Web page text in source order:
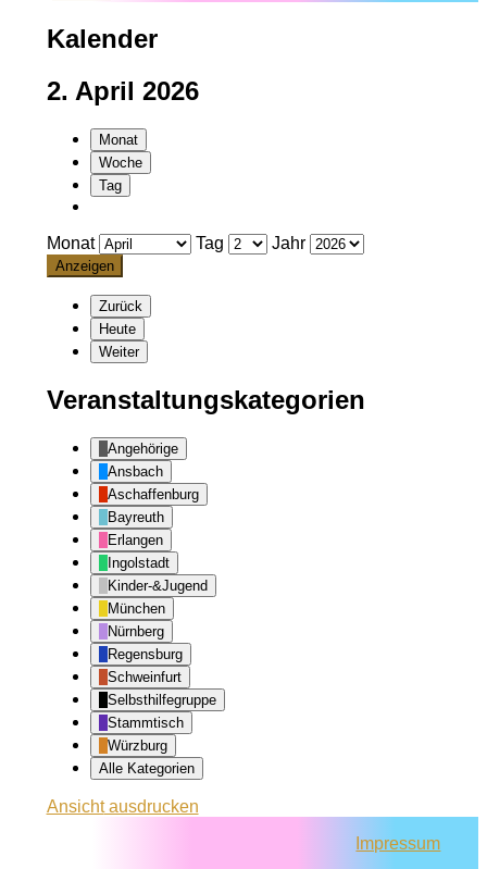
Kalender
2. April 2026
Monat
Woche
Tag
Monat Tag Jahr
Zurück
Heute
Weiter
Veranstaltungskategorien
Angehörige
Ansbach
Aschaffenburg
Bayreuth
Erlangen
Ingolstadt
Kinder-&Jugend
München
Nürnberg
Regensburg
Schweinfurt
Selbsthilfegruppe
Stammtisch
Würzburg
Alle Kategorien
Ansichtausdrucken
Impressum